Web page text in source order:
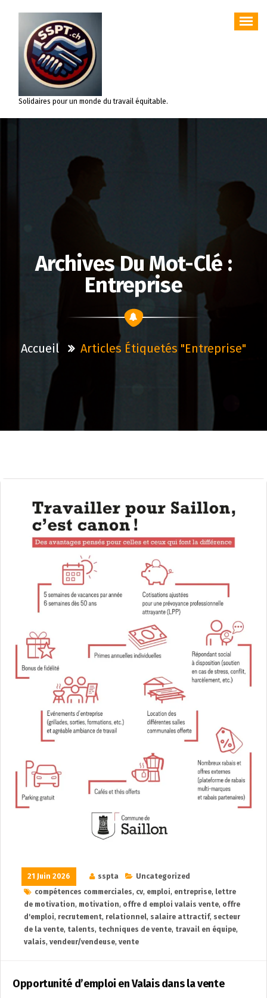
contenu
Solidaires pour un monde du travail équitable.
Archives Du Mot-Clé :
Entreprise
Accueil Articles Étiquetés "entreprise"
21 Juin 2026 sspta
Uncategorized
compétences commerciales, cv, emploi, entreprise, lettre
de motivation, motivation, offre d emploi valais vente, offre
d'emploi, recrutement, relationnel, salaire attractif, secteur
de la vente, talents, techniques de vente, travail en équipe,
valais, vendeur/vendeuse, vente
Opportunité d’emploi en Valais dans la vente